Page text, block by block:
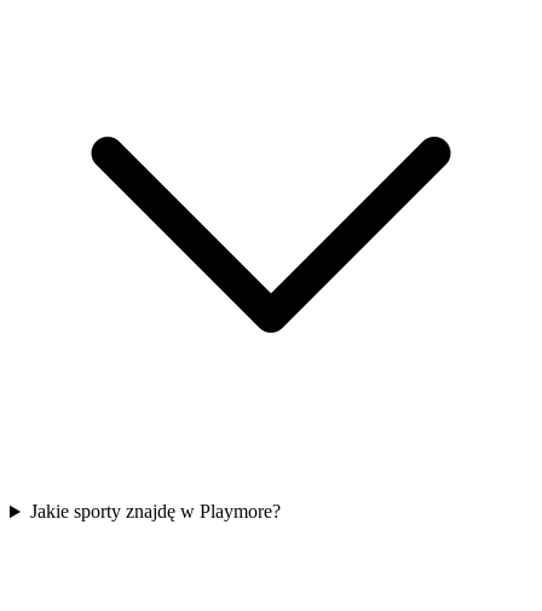
Jakie sporty znajdę w Playmore?